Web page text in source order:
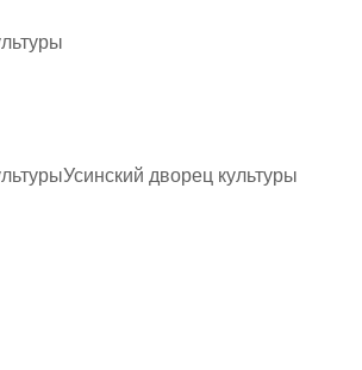
Усинский дворец культуры